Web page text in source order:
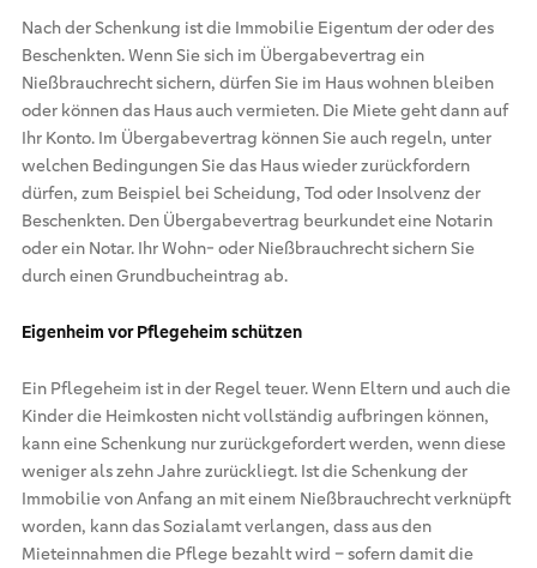
Nach der Schenkung ist die Immobilie Eigentum der oder des
Beschenkten. Wenn Sie sich im Übergabevertrag ein
Nießbrauchrecht sichern, dürfen Sie im Haus wohnen bleiben
oder können das Haus auch vermieten. Die Miete geht dann auf
Ihr Konto. Im Übergabevertrag können Sie auch regeln, unter
welchen Bedingungen Sie das Haus wieder zurückfordern
dürfen, zum Beispiel bei Scheidung, Tod oder Insolvenz der
Beschenkten. Den Übergabevertrag beurkundet eine Notarin
oder ein Notar. Ihr Wohn- oder Nießbrauchrecht sichern Sie
durch einen Grundbucheintrag ab.
Eigenheim vor Pflegeheim schützen
Ein Pflegeheim ist in der Regel teuer. Wenn Eltern und auch die
Kinder die Heimkosten nicht vollständig aufbringen können,
kann eine Schenkung nur zurückgefordert werden, wenn diese
weniger als zehn Jahre zurückliegt. Ist die Schenkung der
Immobilie von Anfang an mit einem Nießbrauchrecht verknüpft
worden, kann das Sozialamt verlangen, dass aus den
Mieteinnahmen die Pflege bezahlt wird – sofern damit die